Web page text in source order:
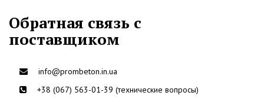
Обратная связь с
поставщиком
info@prombeton.in.ua
+38 (067) 563-01-39 (технические вопросы)